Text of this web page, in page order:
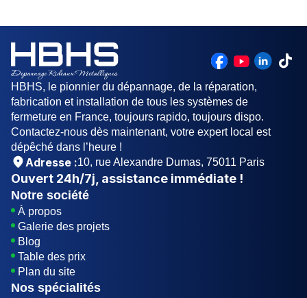
moderne.
HBHS, le pionnier du dépannage, de la réparation,
fabrication et installation de tous les systèmes de
fermeture en France, toujours rapido, toujours dispo.
Contactez-nous dès maintenant, votre expert local est
dépêché dans l’heure !
Adresse :10, rue Alexandre Dumas, 75011 Paris
Ouvert 24h/7j , assistance immédiate !
Notre société
À propos
Galerie des projets
Blog
Table des prix
Plan du site
Nos spécialités